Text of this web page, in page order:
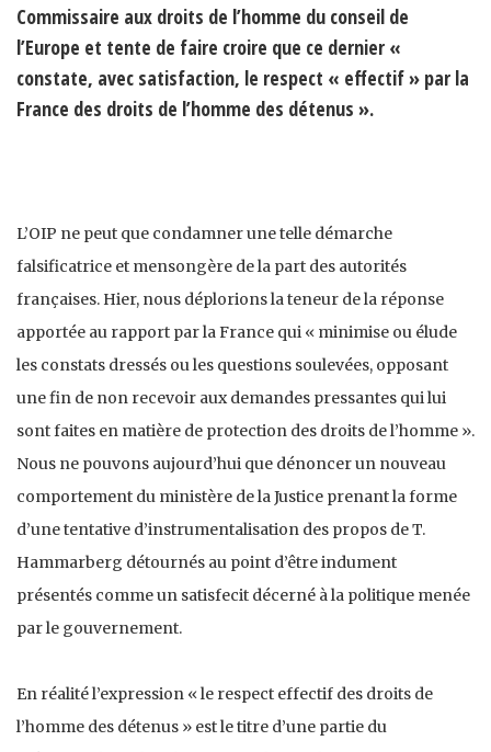
Commissaire aux droits de l’homme du conseil de
l’Europe et tente de faire croire que ce dernier «
constate, avec satisfaction, le respect « effectif » par la
France des droits de l’homme des détenus ».
L’OIP ne peut que condamner une telle démarche
falsificatrice et mensongère de la part des autorités
françaises. Hier, nous déplorions la teneur de la réponse
apportée au rapport par la France qui « minimise ou élude
les constats dressés ou les questions soulevées, opposant
une fin de non recevoir aux demandes pressantes qui lui
sont faites en matière de protection des droits de l’homme ».
Nous ne pouvons aujourd’hui que dénoncer un nouveau
comportement du ministère de la Justice prenant la forme
d’une tentative d’instrumentalisation des propos de T.
Hammarberg détournés au point d’être indument
présentés comme un satisfecit décerné à la politique menée
par le gouvernement.
En réalité l’expression « le respect effectif des droits de
l’homme des détenus » est le titre d’une partie du